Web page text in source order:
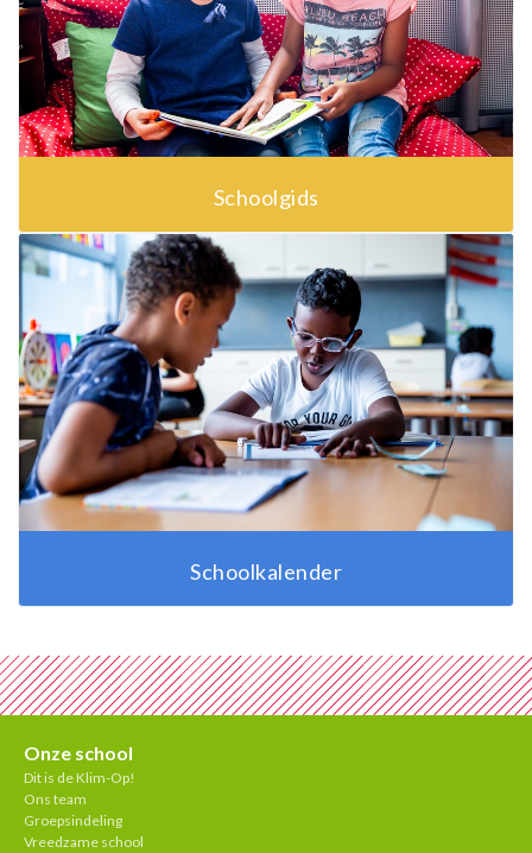
Schoolgids
Schoolkalender
Onze school
Dit is de Klim-Op!
Ons team
Groepsindeling
Vreedzame school